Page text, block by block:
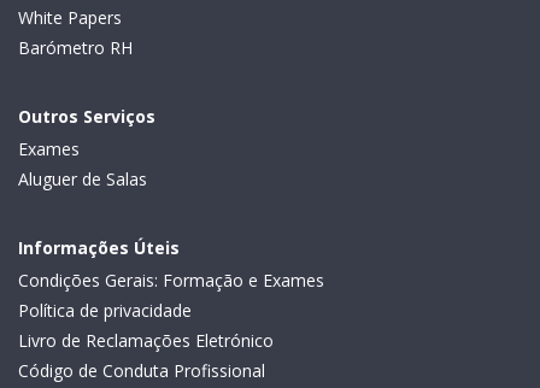
White Papers
Barómetro RH
Outros Serviços
Exames
Aluguer de Salas
Informações Úteis
Condições Gerais: Formação e Exames
Política de privacidade
Livro de Reclamações Eletrónico
Código de Conduta Profissional